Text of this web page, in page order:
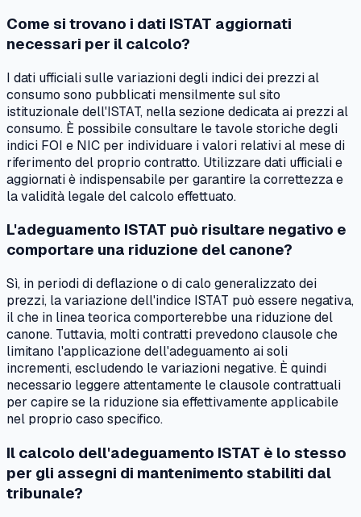
Come si trovano i dati ISTAT aggiornati
necessari per il calcolo?
I dati ufficiali sulle variazioni degli indici dei prezzi al
consumo sono pubblicati mensilmente sul sito
istituzionale dell'ISTAT, nella sezione dedicata ai prezzi al
consumo. È possibile consultare le tavole storiche degli
indici FOI e NIC per individuare i valori relativi al mese di
riferimento del proprio contratto. Utilizzare dati ufficiali e
aggiornati è indispensabile per garantire la correttezza e
la validità legale del calcolo effettuato.
L'adeguamento ISTAT può risultare negativo e
comportare una riduzione del canone?
Sì, in periodi di deflazione o di calo generalizzato dei
prezzi, la variazione dell'indice ISTAT può essere negativa,
il che in linea teorica comporterebbe una riduzione del
canone. Tuttavia, molti contratti prevedono clausole che
limitano l'applicazione dell'adeguamento ai soli
incrementi, escludendo le variazioni negative. È quindi
necessario leggere attentamente le clausole contrattuali
per capire se la riduzione sia effettivamente applicabile
nel proprio caso specifico.
Il calcolo dell'adeguamento ISTAT è lo stesso
per gli assegni di mantenimento stabiliti dal
tribunale?